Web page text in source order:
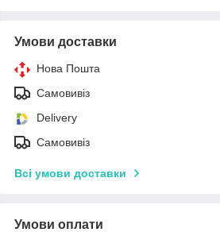
Умови доставки
Нова Пошта
Самовивіз
Delivery
Самовивіз
Всі умови доставки
Умови оплати